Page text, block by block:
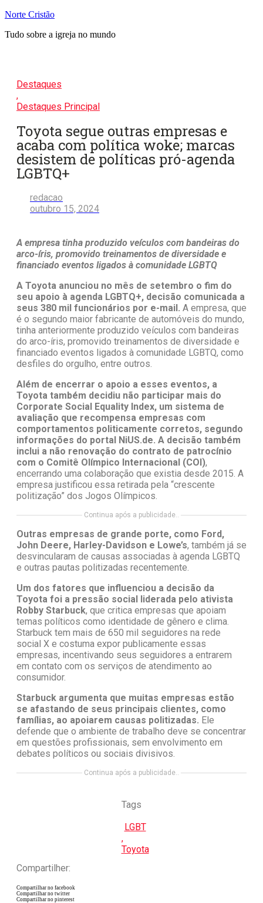
Pular
o
Norte Cristão
Tudo sobre a igreja no mundo
Destaques
,
Destaques Principal
Toyota segue outras empresas e
acaba com política woke; marcas
desistem de políticas pró-agenda
LGBTQ+
redacao
outubro 15, 2024
A empresa tinha produzido veículos com bandeiras do
arco-íris, promovido treinamentos de diversidade e
financiado eventos ligados à comunidade LGBTQ
A Toyota anunciou no mês de setembro o fim do
seu apoio à agenda LGBTQ+, decisão comunicada a
seus 380 mil funcionários por e-mail. A empresa, que
é o segundo maior fabricante de automóveis do mundo,
tinha anteriormente produzido veículos com bandeiras
do arco-íris, promovido treinamentos de diversidade e
financiado eventos ligados à comunidade LGBTQ, como
desfiles do orgulho, entre outros.
Além de encerrar o apoio a esses eventos, a
Toyota também decidiu não participar mais do
Corporate Social Equality Index, um sistema de
avaliação que recompensa empresas com
comportamentos politicamente corretos, segundo
informações do portal NiUS.de. A decisão também
inclui a não renovação do contrato de patrocínio
com o Comitê Olímpico Internacional (COI),
encerrando uma colaboração que existia desde 2015. A
empresa justificou essa retirada pela “crescente
politização” dos Jogos Olímpicos.
Continua após a publicidade..
Outras empresas de grande porte, como Ford,
John Deere, Harley-Davidson e Lowe’s, também já se
desvincularam de causas associadas à agenda LGBTQ
e outras pautas politizadas recentemente.
Um dos fatores que influenciou a decisão da
Toyota foi a pressão social liderada pelo ativista
Robby Starbuck, que critica empresas que apoiam
temas políticos como identidade de gênero e clima.
Starbuck tem mais de 650 mil seguidores na rede
social X e costuma expor publicamente essas
empresas, incentivando seus seguidores a entrarem
em contato com os serviços de atendimento ao
consumidor.
Starbuck argumenta que muitas empresas estão
se afastando de seus principais clientes, como
famílias, ao apoiarem causas politizadas. Ele
defende que o ambiente de trabalho deve se concentrar
em questões profissionais, sem envolvimento em
debates políticos ou sociais divisivos.
Continua após a publicidade..
Tags
LGBT
,
Toyota
Compartilher:
Compartilhar no facebook
Compartilhar no twitter
Compartilhar no pinterest